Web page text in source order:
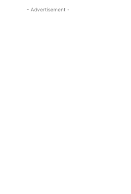
- Advertisement -